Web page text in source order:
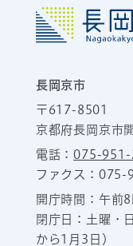
長岡京市
〒617-8501
京都府長岡京市
電話：075-951-
ファクス：075-
開庁時間：午
閉庁日：土曜・
から1月3日）